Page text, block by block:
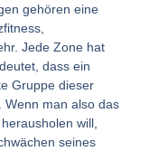
gehören eine
Jede Zone hat
dass ein
Gruppe dieser
Wenn man also das
will,
seines